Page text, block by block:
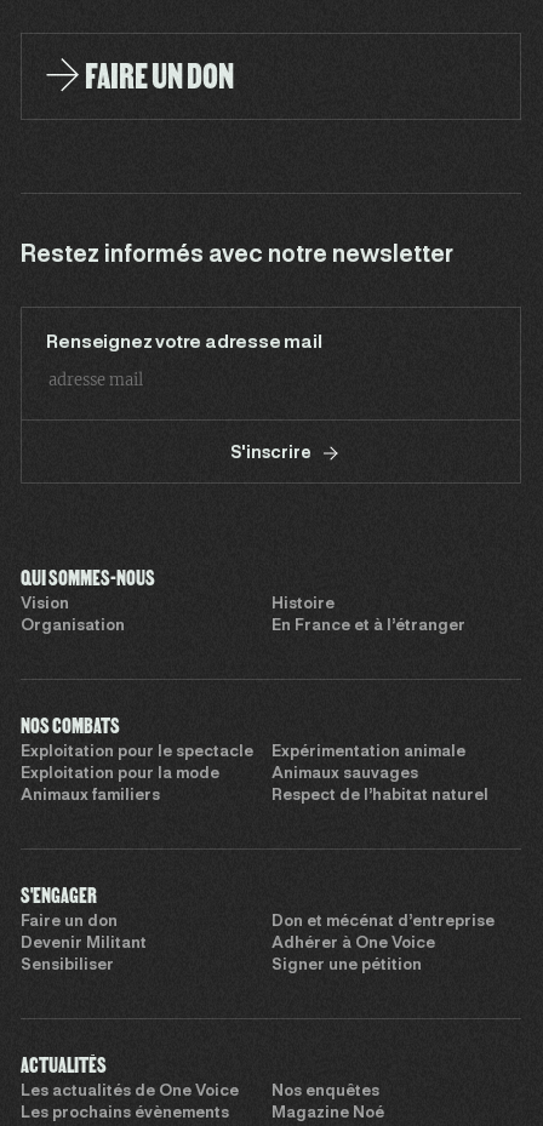
FAIRE UN DON
Restez informés avec notre newsletter
Renseignez votre adresse mail
S'inscrire
QUI SOMMES-NOUS
Vision
Histoire
Organisation
En France et à l’étranger
NOS COMBATS
Exploitation pour le spectacle
Expérimentation animale
Exploitation pour la mode
Animaux sauvages
Animaux familiers
Respect de l’habitat naturel
S'ENGAGER
Faire un don
Don et mécénat d’entreprise
Devenir Militant
Adhérer à One Voice
Sensibiliser
Signer une pétition
ACTUALITÉS
Les actualités de One Voice
Nos enquêtes
Les prochains évènements
Magazine Noé